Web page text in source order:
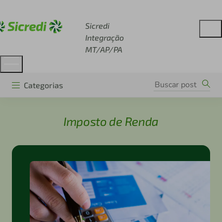
Sicredi
Integração
MT/AP/PA
Categorias
Imposto de Renda